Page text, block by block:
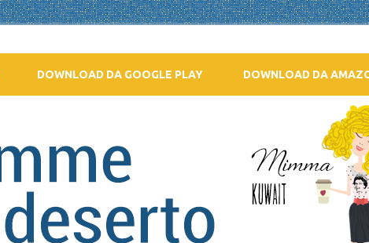
DOWNLOAD DA GOOGLE PLAY DOWNLOAD DA